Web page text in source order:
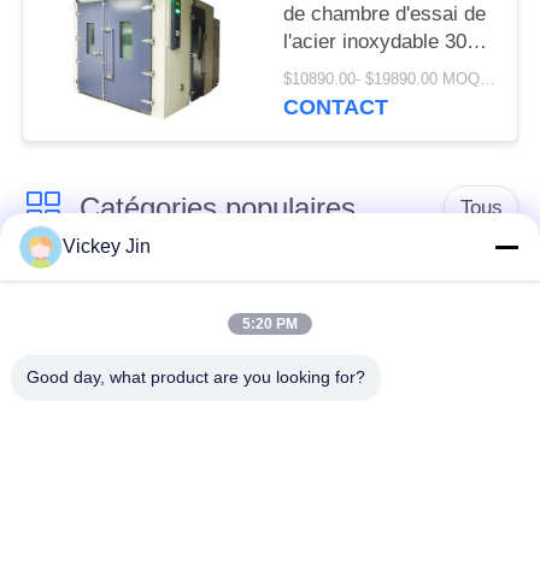
de chambre d'essai de
l'acier inoxydable 304
dans la pièce
d'humidité de la
$10890.00- $19890.00 MOQ:1 ensemble
CONTACT
Catégories populaires Tous
chambre d'essai
concernant
Vickey Jin
5:20 PM
Good day, what product are you looking for?